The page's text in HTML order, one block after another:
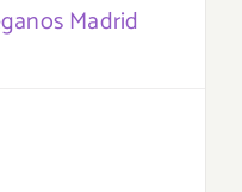
Madrid